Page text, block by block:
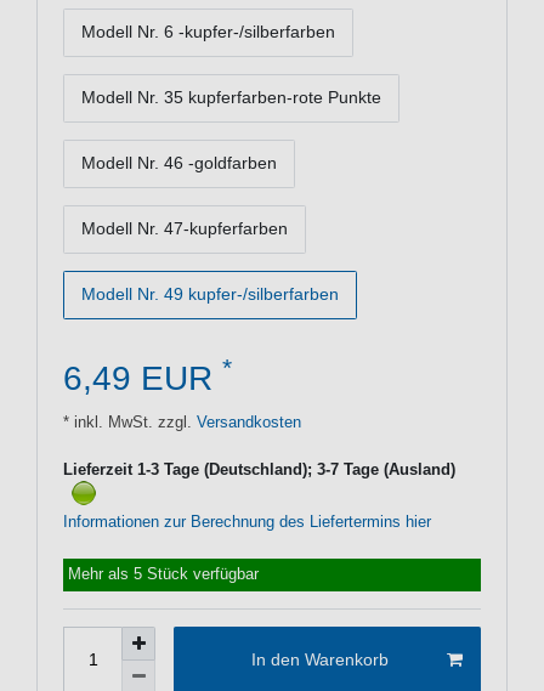
Modell Nr. 6 -kupfer-/silberfarben
Modell Nr. 35 kupferfarben-rote Punkte
Modell Nr. 46 -goldfarben
Modell Nr. 47-kupferfarben
Modell Nr. 49 kupfer-/silberfarben
6,49 EUR *
* inkl. MwSt. zzgl. Versandkosten
Lieferzeit 1-3 Tage (Deutschland); 3-7 Tage (Ausland)
Informationen zur Berechnung des Liefertermins hier
Mehr als 5 Stück verfügbar
In den Warenkorb